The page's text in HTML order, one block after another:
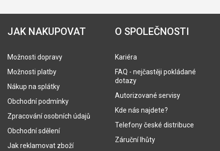
JAK NAKUPOVAT
Možnosti dopravy
Možnosti platby
Nákup na splátky
Obchodní podmínky
Zpracování osobních údajů
Obchodní sdělení
Jak reklamovat zboží
O SPOLEČNOSTI
Kariéra
FAQ - nejčastěji pokládané
dotazy
Autorizované servisy
Kde nás najdete?
Telefony české distribuce
Záruční lhůty